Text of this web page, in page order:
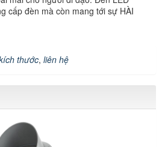
cấp đèn mà còn mang tới sự HÀI
thước, liên hệ